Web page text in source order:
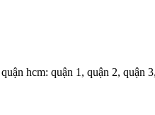
hcm: quận 1, quận 2, quận